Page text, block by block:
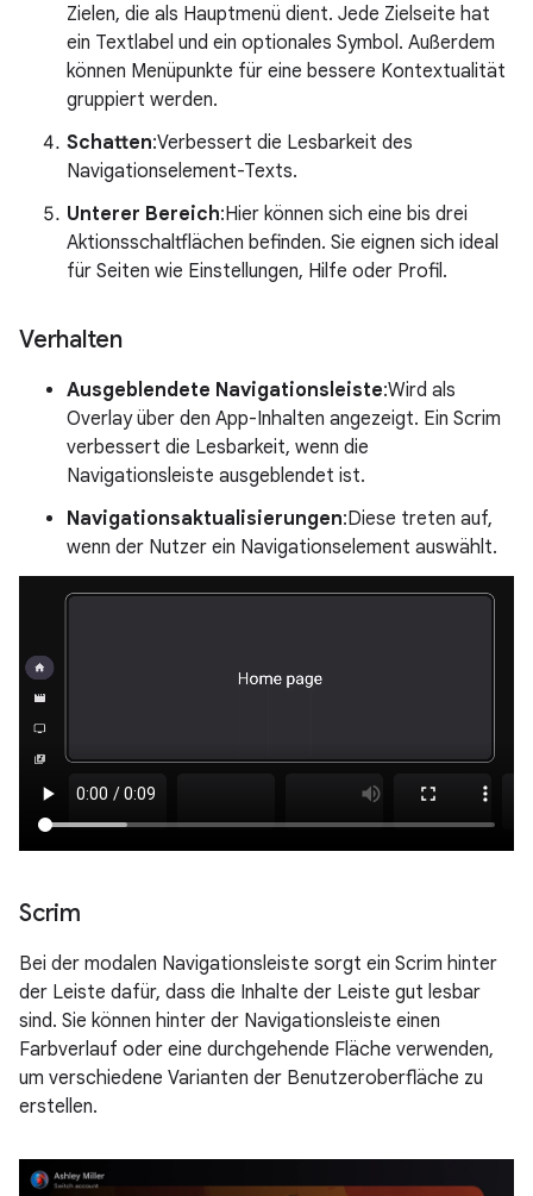
Zielen, die als Hauptmenü dient. Jede Zielseite hat
ein Textlabel und ein optionales Symbol. Außerdem
können Menüpunkte für eine bessere Kontextualität
gruppiert werden.
Schatten:Verbessert die Lesbarkeit des
Navigationselement-Texts.
Unterer Bereich:Hier können sich eine bis drei
Aktionsschaltflächen befinden. Sie eignen sich ideal
für Seiten wie Einstellungen, Hilfe oder Profil.
Verhalten
Ausgeblendete Navigationsleiste:Wird als
Overlay über den App-Inhalten angezeigt. Ein Scrim
verbessert die Lesbarkeit, wenn die
Navigationsleiste ausgeblendet ist.
Navigationsaktualisierungen:Diese treten auf,
wenn der Nutzer ein Navigationselement auswählt.
Scrim
Bei der modalen Navigationsleiste sorgt ein Scrim hinter
der Leiste dafür, dass die Inhalte der Leiste gut lesbar
sind. Sie können hinter der Navigationsleiste einen
Farbverlauf oder eine durchgehende Fläche verwenden,
um verschiedene Varianten der Benutzeroberfläche zu
erstellen.